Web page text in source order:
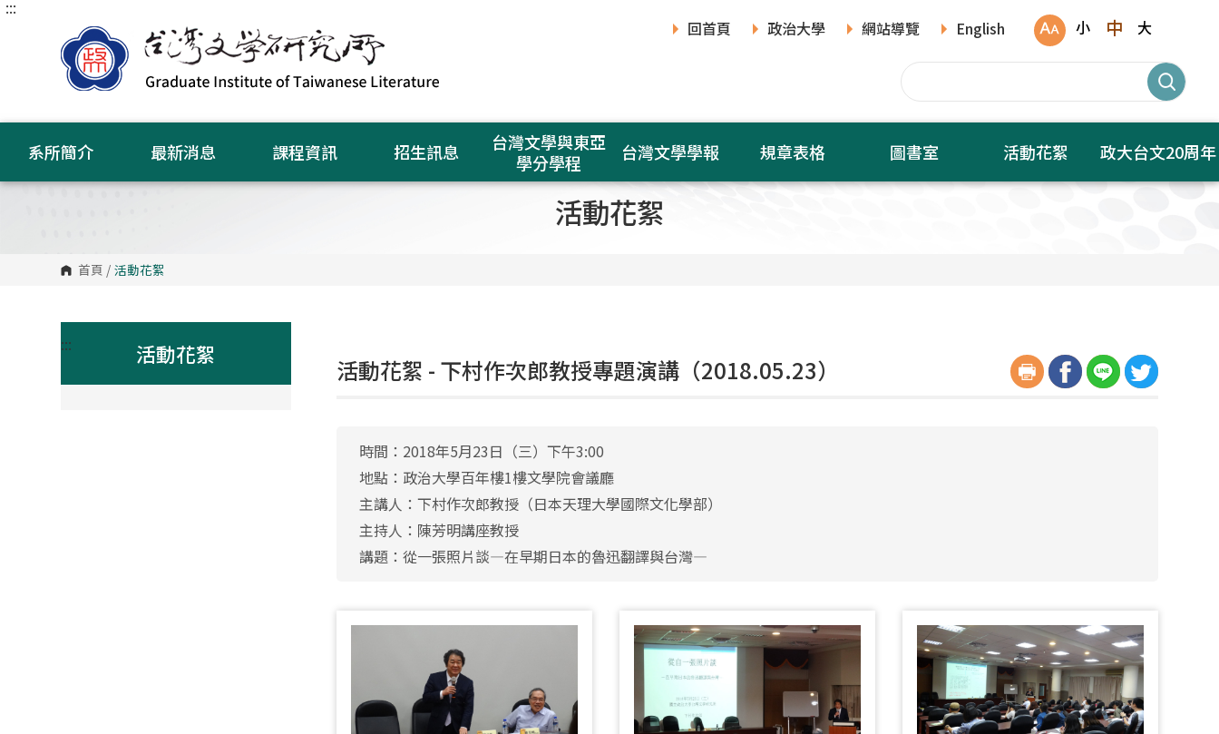
跳
:::
回首頁
政治大學 網站導覽 English 小 中 大
系所簡介 最新消息 課程資訊 招生訊息
台灣文學與東亞
學分學程
台灣文學學報 規章表格 圖書室 活動花絮 政大台文20周年
活動花絮
首頁 / 活動花絮
活動花絮
:::
活動花絮 - 下村作次郎教授專題演講（2018.05.23）
時間：2018年5月23日（三）下午3:00
地點：政治大學百年樓1樓文學院會議廳
主講人：下村作次郎教授（日本天理大學國際文化學部）
主持人：陳芳明講座教授
講題：從一張照片談―在早期日本的魯迅翻譯與台灣―